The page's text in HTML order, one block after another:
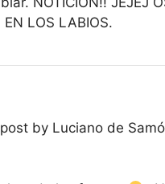
LOS LABIOS.
by Luciano de